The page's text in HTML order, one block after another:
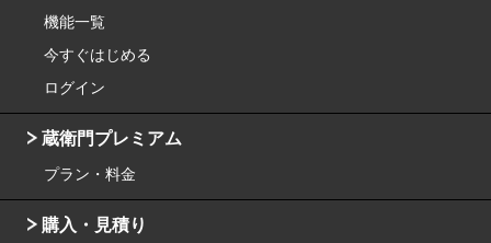
機能一覧
今すぐはじめる
ログイン
蔵衛門プレミアム
プラン・料金
購入・見積り